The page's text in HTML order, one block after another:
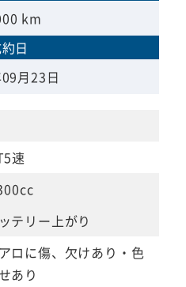
km
日
月23日
速
テリー上がり
ロに傷、欠けあり・色
あり